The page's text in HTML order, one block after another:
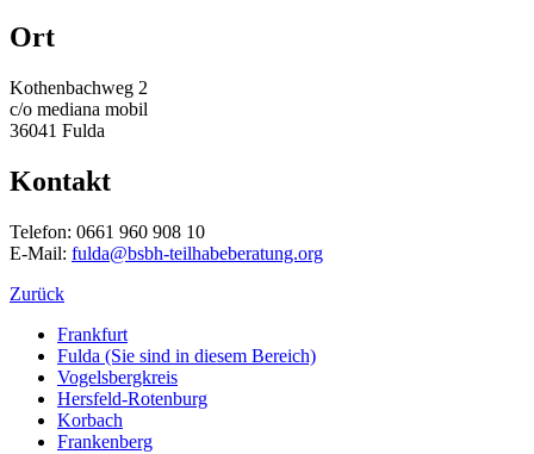
Ort
Kothenbachweg 2
c/o mediana mobil
36041 Fulda
Kontakt
Telefon: 0661 960 908 10
E-Mail: fulda@bsbh-teilhabeberatung.org
Zurück
Frankfurt
Fulda (Sie sind in diesem Bereich)
Vogelsbergkreis
Hersfeld-Rotenburg
Korbach
Frankenberg